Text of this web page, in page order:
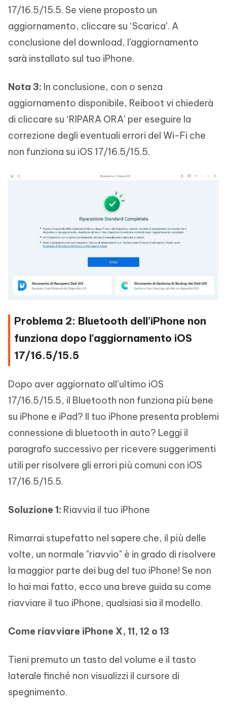
17/16.5/15.5. Se viene proposto un
aggiornamento, cliccare su ‘Scarica’. A
conclusione del download, l’aggiornamento
sarà installato sul tuo iPhone.
Nota 3: In conclusione, con o senza
aggiornamento disponibile, Reiboot vi chiederà
di cliccare su ‘RIPARA ORA’ per eseguire la
correzione degli eventuali errori del Wi-Fi che
non funziona su iOS 17/16.5/15.5.
Problema 2: Bluetooth dell’iPhone non
funziona dopo l'aggiornamento iOS
17/16.5/15.5
Dopo aver aggiornato all’ultimo iOS
17/16.5/15.5, il Bluetooth non funziona più bene
su iPhone e iPad? Il tuo iPhone presenta problemi
connessione di bluetooth in auto? Leggi il
paragrafo successivo per ricevere suggerimenti
utili per risolvere gli errori più comuni con iOS
17/16.5/15.5.
Soluzione 1: Riavvia il tuo iPhone
Rimarrai stupefatto nel sapere che, il più delle
volte, un normale "riavvio" è in grado di risolvere
la maggior parte dei bug del tuo iPhone! Se non
lo hai mai fatto, ecco una breve guida su come
riavviare il tuo iPhone, qualsiasi sia il modello.
Come riavviare iPhone X, 11, 12 o 13
Tieni premuto un tasto del volume e il tasto
laterale finché non visualizzi il cursore di
spegnimento.